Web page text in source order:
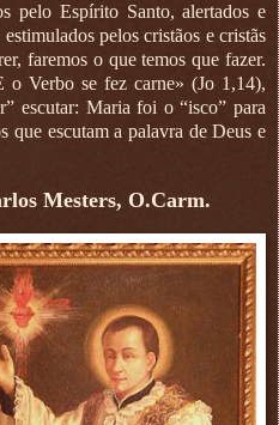
pelo Espírito Santo, alertados e
pelos cristãos e cristãs
faremos o que temos que fazer.
o Verbo se fez carne» (Jo 1,14),
escutar: Maria foi o “isco” para
que escutam a palavra de Deus e
Mesters, O.Carm.